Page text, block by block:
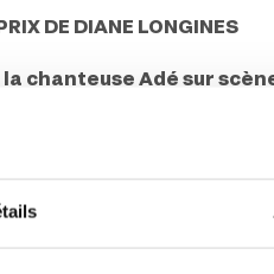
DE DIANE LONGINES
chanteuse Adé sur
lancées en musique